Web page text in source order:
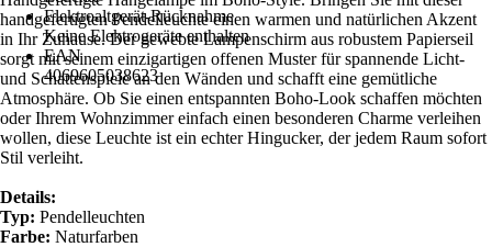
Elektroaltgerät-Rücknahme
Keine Elektrogeräte enthalten
EAN
4069605038623
handgefertigten Pendelleuchte einen warmen und natürlichen Akzent
in Ihr Zuhause. Der gewebte Lampenschirm aus robustem Papierseil
sorgt mit seinem einzigartigen offenen Muster für spannende Licht-
und Schattenspiele an den Wänden und schafft eine gemütliche
Atmosphäre. Ob Sie einen entspannten Boho-Look schaffen möchten
oder Ihrem Wohnzimmer einfach einen besonderen Charme verleihen
wollen, diese Leuchte ist ein echter Hingucker, der jedem Raum sofort
Stil verleiht.
Details:
Typ: Pendelleuchten
Farbe: Naturfarben